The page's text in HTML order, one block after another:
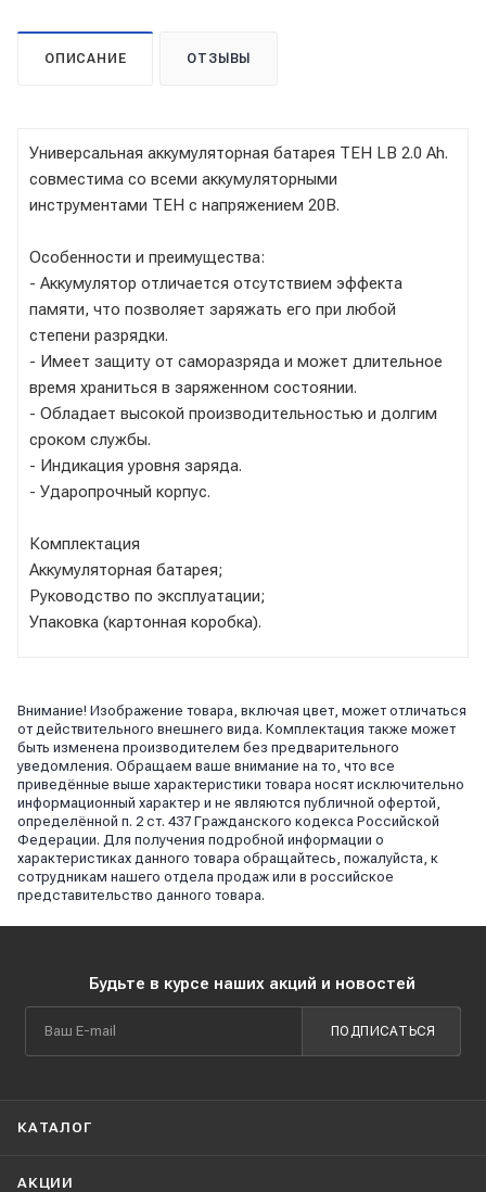
ОПИСАНИЕ ОТЗЫВЫ
Универсальная аккумуляторная батарея ТЕН LB 2.0 Ah.
совместима со всеми аккумуляторными
инструментами ТЕН с напряжением 20В.
Особенности и преимущества:
- Аккумулятор отличается отсутствием эффекта
памяти, что позволяет заряжать его при любой
степени разрядки.
- Имеет защиту от саморазряда и может длительное
время храниться в заряженном состоянии.
- Обладает высокой производительностью и долгим
сроком службы.
- Индикация уровня заряда.
- Ударопрочный корпус.
Комплектация
Аккумуляторная батарея;
Руководство по эксплуатации;
Упаковка (картонная коробка).
Внимание! Изображение товара, включая цвет, может отличаться
от действительного внешнего вида. Комплектация также может
быть изменена производителем без предварительного
уведомления. Обращаем ваше внимание на то, что все
приведённые выше характеристики товара носят исключительно
информационный характер и не являются публичной офертой,
определённой п. 2 ст. 437 Гражданского кодекса Российской
Федерации. Для получения подробной информации о
характеристиках данного товара обращайтесь, пожалуйста, к
сотрудникам нашего отдела продаж или в российское
представительство данного товара.
Будьте в курсе наших акций и новостей
ПОДПИСАТЬСЯ
КАТАЛОГ
АКЦИИ